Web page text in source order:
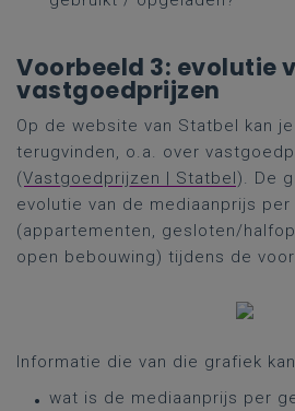
Voorbeeld 3: evolutie
vastgoedprijzen
Op de website van Statbel kan
terugvinden, o.a. over
(Vastgoedprijzen | Statbel). De
evolutie van de mediaanprijs
(appartementen, gesloten/
open bebouwing) tijdens de
Informatie die van die grafiek
wat is de mediaanprijs per